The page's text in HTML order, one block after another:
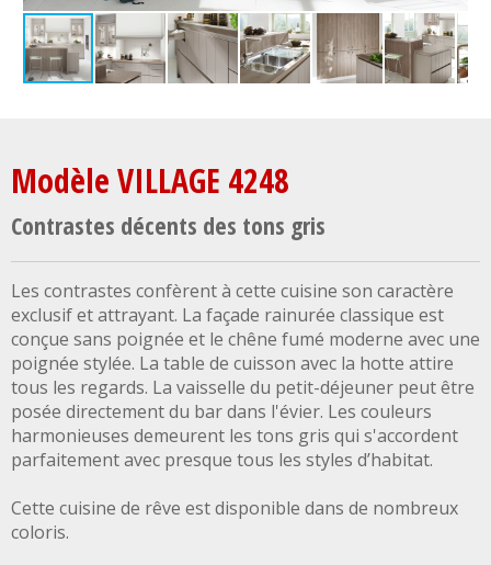
Modèle VILLAGE 4248
Contrastes décents des tons gris
Les contrastes confèrent à cette cuisine son caractère
exclusif et attrayant. La façade rainurée classique est
conçue sans poignée et le chêne fumé moderne avec une
poignée stylée. La table de cuisson avec la hotte attire
tous les regards. La vaisselle du petit-déjeuner peut être
posée directement du bar dans l'évier. Les couleurs
harmonieuses demeurent les tons gris qui s'accordent
parfaitement avec presque tous les styles d’habitat.
Cette cuisine de rêve est disponible dans de nombreux
coloris.